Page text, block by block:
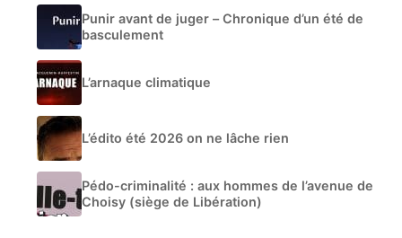
Punir avant de juger – Chronique d’un été de
basculement
L’arnaque climatique
L’édito été 2026 on ne lâche rien
Pédo-criminalité : aux hommes de l’avenue de
Choisy (siège de Libération)